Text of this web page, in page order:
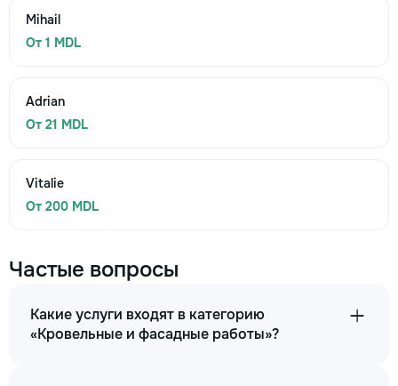
Mihail
От 1 MDL
Adrian
От 21 MDL
Vitalie
От 200 MDL
Частые вопросы
Какие услуги входят в категорию
«Кровельные и фасадные работы»?